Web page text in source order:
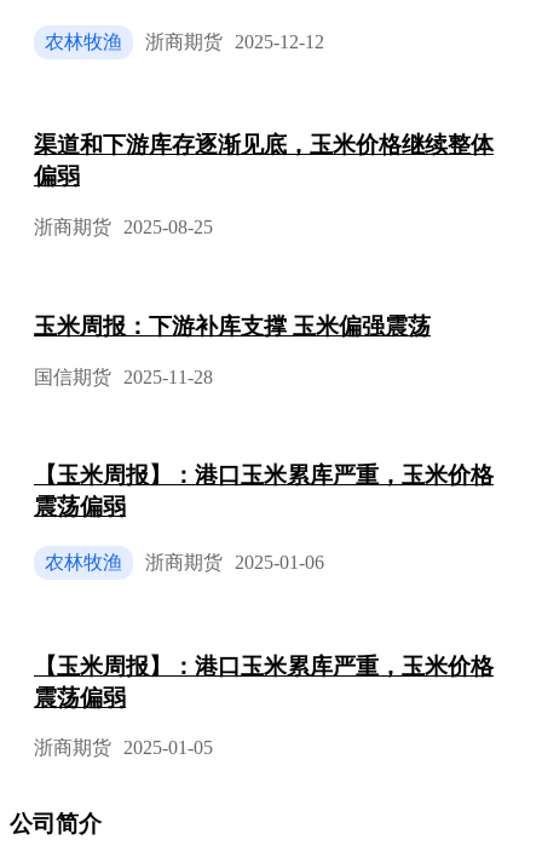
农林牧渔 浙商期货 2025-12-12
渠道和下游库存逐渐见底，玉米价格继续整体
偏弱
浙商期货 2025-08-25
玉米周报：下游补库支撑 玉米偏强震荡
国信期货 2025-11-28
【玉米周报】：港口玉米累库严重，玉米价格
震荡偏弱
农林牧渔 浙商期货 2025-01-06
【玉米周报】：港口玉米累库严重，玉米价格
震荡偏弱
浙商期货 2025-01-05
公司简介